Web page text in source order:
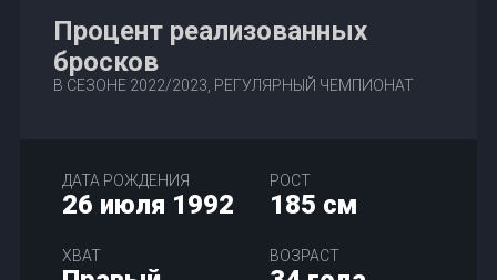
Процент реализованных
бросков
В СЕЗОНЕ 2022/2023, РЕГУЛЯРНЫЙ ЧЕМПИОНАТ
ДАТА РОЖДЕНИЯ
26 июля 1992
РОСТ
185 см
ХВАТ ВОЗРАСТ